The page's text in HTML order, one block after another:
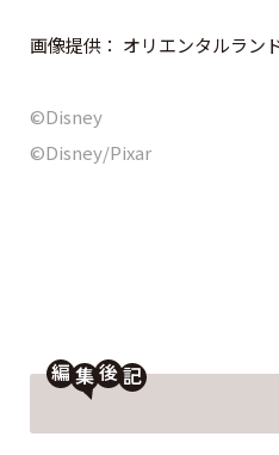
画像提供： オリエンタルラン
©Disney
©Disney/Pixar
編 後